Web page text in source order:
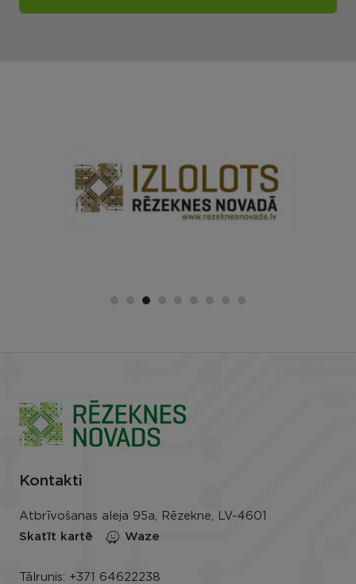
Kontakti
Atbrīvošanas aleja 95a, Rēzekne, LV-4601
Skatīt kartē
Waze
Tālrunis: +371 64622238